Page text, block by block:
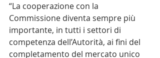
“La cooperazione con la
Commissione diventa sempre più
importante, in tutti i settori di
competenza dell’Autorità, ai fini del
completamento del mercato unico